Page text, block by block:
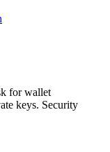
for wallet
keys. Security